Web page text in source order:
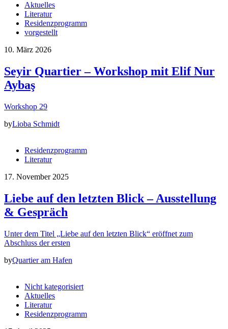
Aktuelles
Literatur
Residenzprogramm
vorgestellt
10. März 2026
Seyir Quartier – Workshop mit Elif Nur
Aybaş
Workshop 29
byLioba Schmidt
Residenzprogramm
Literatur
17. November 2025
Liebe auf den letzten Blick – Ausstellung
& Gespräch
Unter dem Titel „Liebe auf den letzten Blick“ eröffnet zum
Abschluss der ersten
byQuartier am Hafen
Nicht kategorisiert
Aktuelles
Literatur
Residenzprogramm